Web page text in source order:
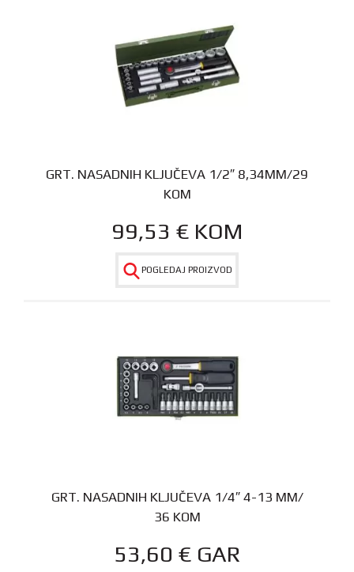
GRT. NASADNIH KLJUČEVA 1/2″ 8,34MM/29
KOM
99,53 € KOM
POGLEDAJ PROIZVOD
GRT. NASADNIH KLJUČEVA 1/4″ 4-13 MM/
36 KOM
53,60 € GAR